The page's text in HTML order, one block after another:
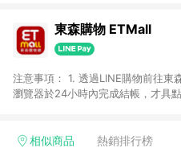
東森購物 ETMall
注意事項： 1. 透過LINE購物前往東
瀏覽器於24小時內完成結帳，才具
單，皆不在點數回饋範圍內。 3. 如
相似商品 熱銷排行榜